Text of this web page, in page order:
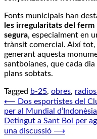
Fonts municipals han
les irregularitats del
segura, especialment en
trànsit comercial. Així tot,
generant aquesta
santboianes, que cada
plans sobtats.
Tagged b-25, obres,
Navegació
d'entrades
⟵ Dos esportistes del
per al Mundial d’Indonèsia
Detingut a Sant Boi per
una discussió ⟶